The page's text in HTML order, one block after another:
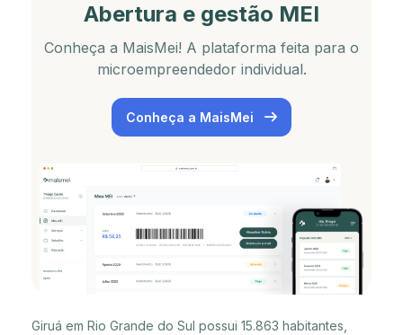
Abertura e gestão MEI
Conheça a MaisMei! A plataforma feita para o
microempreendedor individual.
Conheça a MaisMei
Giruá em Rio Grande do Sul possui 15.863 habitantes,